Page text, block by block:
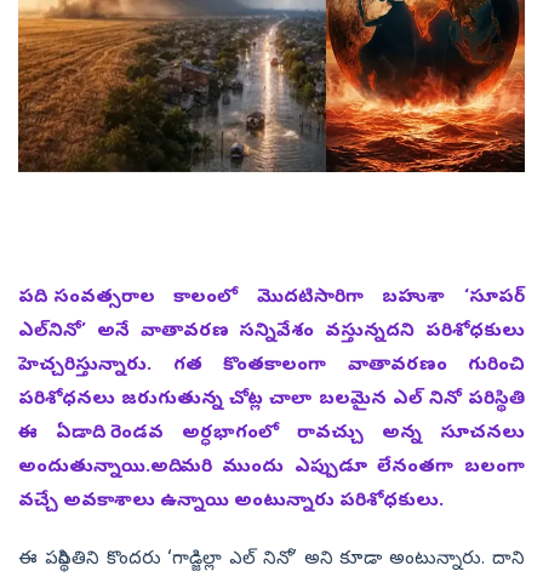
పది సంవత్సరాల కాలంలో మొదటిసారిగా బహుశా ‘సూపర్‌
ఎల్‌నినో’ అనే వాతావరణ సన్నివేశం వస్తున్నదని పరిశోధకులు
హెచ్చరిస్తున్నారు. గత కొంతకాలంగా వాతావరణం గురించి
పరిశోధనలు జరుగుతున్న చోట్ల చాలా బలమైన ఎల్‌ నినో పరిస్థితి
ఈ ఏడాది రెండవ అర్ధభాగంలో రావచ్చు అన్న సూచనలు
అందుతున్నాయి.అది మరి ముందు ఎప్పుడూ లేనంతగా బలంగా
వచ్చే అవకాశాలు ఉన్నాయి అంటున్నారు పరిశోధకులు.
ఈ పరిస్థితిని కొందరు ‘గాడ్జిల్లా ఎల్‌ నినో’ అని కూడా అంటున్నారు. దాని